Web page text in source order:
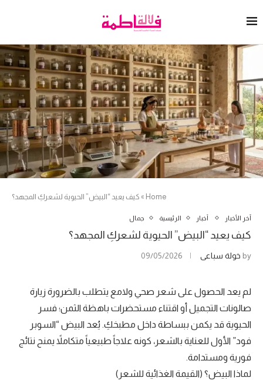
Home
» كيف يعيد “البيض” الحيوية لشعركِ المجهد؟
آخر الأخبار أخبار الرئيسية جمال
كيف يعيد “البيض” الحيوية لشعركِ المجهد؟
by خولة سباعي 09/05/2026
لم يعد الحصول على شعر صحي ولامع يتطلب بالضرورة زيارة
صالونات التجميل أو اقتناء مستحضرات باهظة الثمن؛ فسر
الحيوية قد يكمن ببساطة داخل مطبخكِ. يُعد البيض “السوبر
فود” الأول للعناية بالشعر، كونه علاجاً طبيعياً متكاملاً يمنح نتائج
فورية ومستدامة.
لماذا البيض؟ (القيمة الغذائية للشعر)